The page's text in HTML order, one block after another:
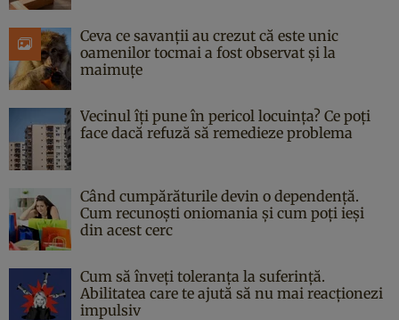
Ceva ce savanții au crezut că este unic
oamenilor tocmai a fost observat și la
maimuțe
Vecinul îți pune în pericol locuința? Ce poți
face dacă refuză să remedieze problema
Când cumpărăturile devin o dependență.
Cum recunoști oniomania și cum poți ieși
din acest cerc
Cum să înveți toleranța la suferință.
Abilitatea care te ajută să nu mai reacționezi
impulsiv